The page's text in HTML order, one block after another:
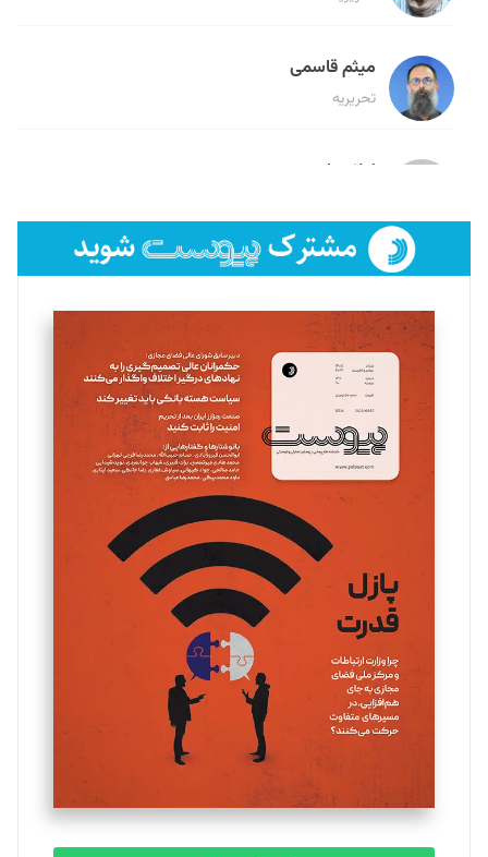
میثم قاسمی
تحریریه
لیلا حنارود
فائزه فتحی رستمی
تحریریه
سروش کرمیان
تحریریه
مینا پاکدل
یسنا امان‌پور
تحریریه
ملینا جعفری
تحریریه
مصطفی مسجدی آرانی
تحریریه